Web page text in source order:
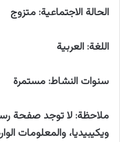
الحالة الاجتماعية: متزوج
اللغة: العربية
سنوات النشاط: مستمرة
ملاحظة: لا توجد صفحة
ويكيبيديا، والمعلومات